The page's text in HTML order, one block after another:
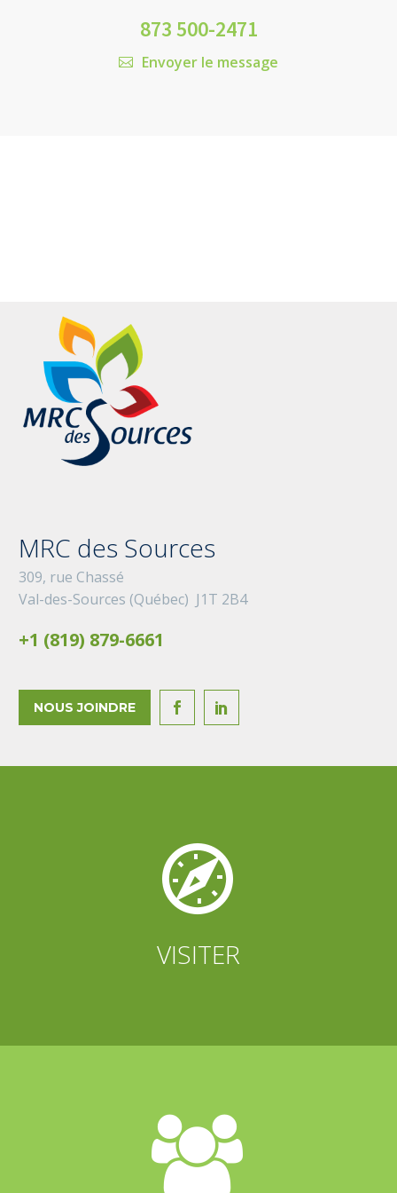
873 500-2471
Envoyer le message
MRC des Sources
309, rue Chassé
Val-des-Sources (Québec) J1T 2B4
+1 (819) 879-6661
NOUS JOINDRE  


VISITER

